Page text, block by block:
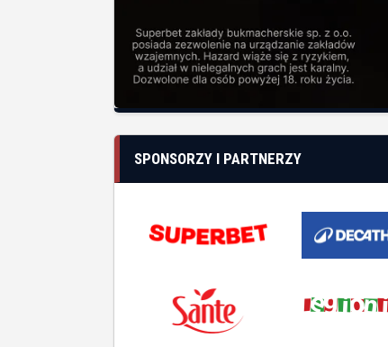
SPONSORZY I PARTNERZY